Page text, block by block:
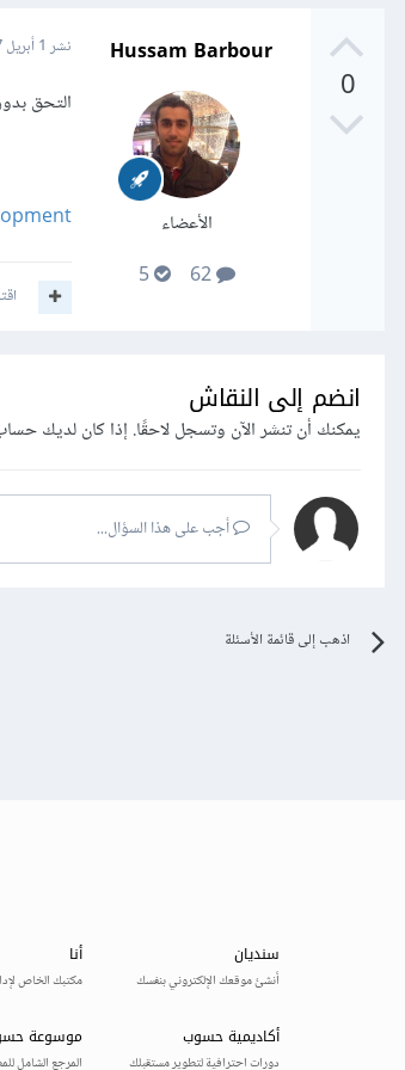
0
Hussam Barbour
الأعضاء
62
5
نشر 1 أبريل 2017
التحق
انضم إلى النقاش
يمكنك أن تنشر الآن وتسجل لاحقًا. إذا كان لديك
أجب على هذا السؤال...
اذهب إلى قائمة الأسئلة